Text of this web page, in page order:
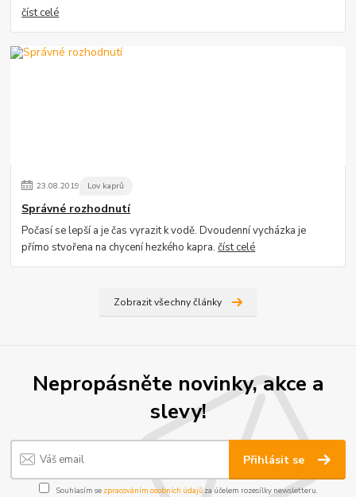
číst celé
23.08.2019 Lov kaprů
Správné rozhodnutí
Počasí se lepší a je čas vyrazit k vodě. Dvoudenní vycházka je
přímo stvořena na chycení hezkého kapra.číst celé
Zobrazit všechny články
Nepropásněte novinky, akce a
slevy!
Přihlásit se
Souhlasím se zpracováním osobních údajůza účelem rozesílky newsletteru.